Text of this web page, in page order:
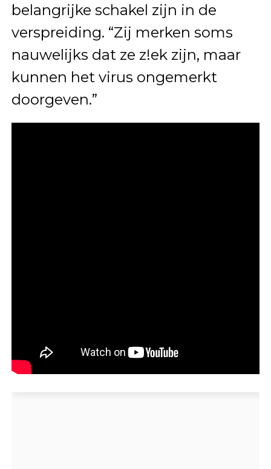
belangrijke schakel zijn in de
verspreiding. “Zij merken soms
nauwelijks dat ze z!ek zijn, maar
kunnen het virus ongemerkt
doorgeven.”